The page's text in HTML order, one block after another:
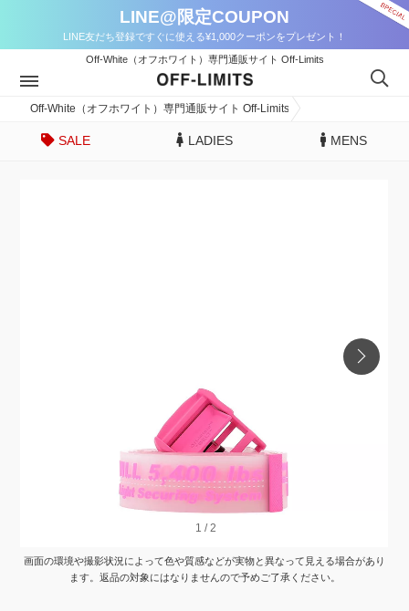
LINE@限定COUPON
LINE友だち登録ですぐに使える¥1,000クーポンをプレゼント！
Off-White（オフホワイト）専門通販サイト Off-Limits
Off-White（オフホワイト）専門通販サイト Off-Limits
SALE LADIES MENS
1 / 2
1 / 2
画面の環境や撮影状況によって色や質感などが実物と異なって見える場合があり
ます。返品の対象にはなりませんので予めご了承ください。